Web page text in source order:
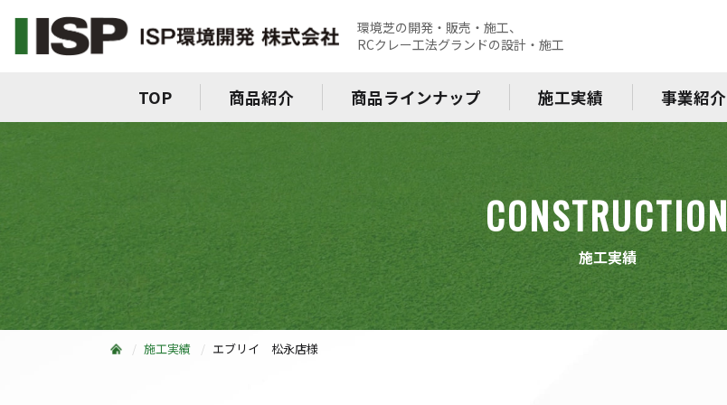
環境芝の開発・販売・施工、
RCクレー工法グランドの設計・施工
TOP 商品紹介 商品ラインナップ 施工実績 事業紹介
CONSTRUCTION
施工実績
施工実績 エブリイ 松永店様